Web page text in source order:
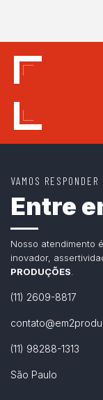
VAMOS
Entre
Nosso atendimento
inovador,
PRODUÇÕES
(11) 2609-8817
(11) 98288-1313
São Paulo